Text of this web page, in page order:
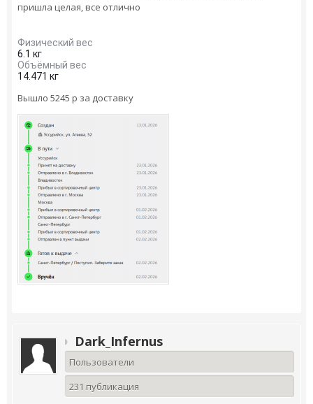
пришла целая, все отлично
Физический вес
6.1 кг
Объёмный вес
14.471 кг
Вышло 5245 р за доставку
Dark_Infernus
Пользователи
231 публикация